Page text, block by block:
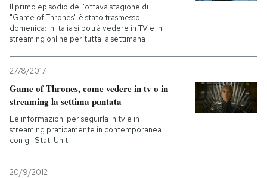
Il primo episodio dell'ottava stagione di
"Game of Thrones" è stato trasmesso
domenica: in Italia si potrà vedere in TV e in
streaming online per tutta la settimana
27/8/2017
Game of Thrones, come vedere in tv o in
streaming la settima puntata
Le informazioni per seguirla in tv e in
streaming praticamente in contemporanea
con gli Stati Uniti
20/9/2012